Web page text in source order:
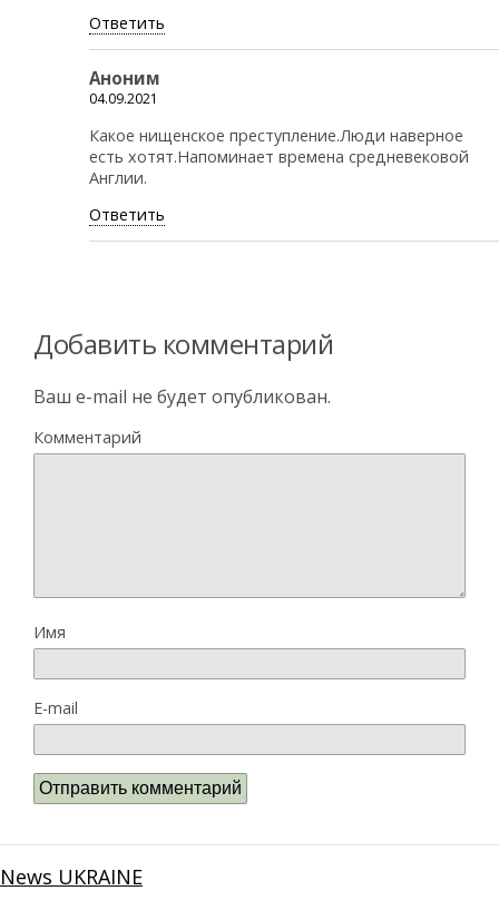
Ответить
Аноним
04.09.2021
Какое нищенское преступление.Люди наверное
есть хотят.Напоминает времена средневековой
Англии.
Ответить
Добавить комментарий
Ваш e-mail не будет опубликован.
Комментарий
Имя
E-mail
News UKRAINE